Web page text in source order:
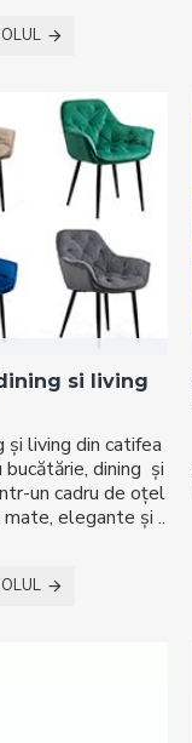
si living
și living din catifea
dining și
un cadru de oțel
elegante și ..